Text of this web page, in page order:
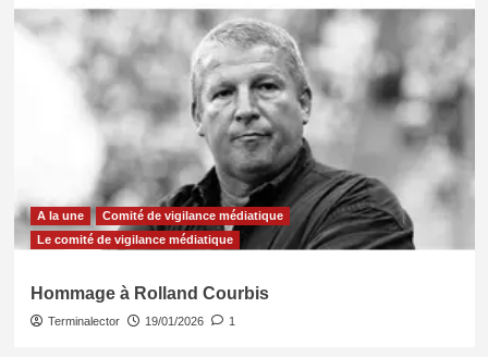
A la une
Comité de vigilance médiatique
Le comité de vigilance médiatique
Hommage à Rolland Courbis
Terminalector 19/01/2026 1